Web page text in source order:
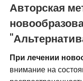
Авторская
При лечении
внимание на